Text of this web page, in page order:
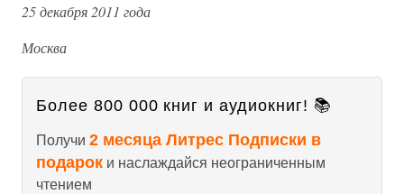
25 декабря 2011 года
Москва
Более 800 000 книг и аудиокниг! 📚
Получи 2 месяца Литрес Подписки в
подарок и наслаждайся неограниченным
чтением